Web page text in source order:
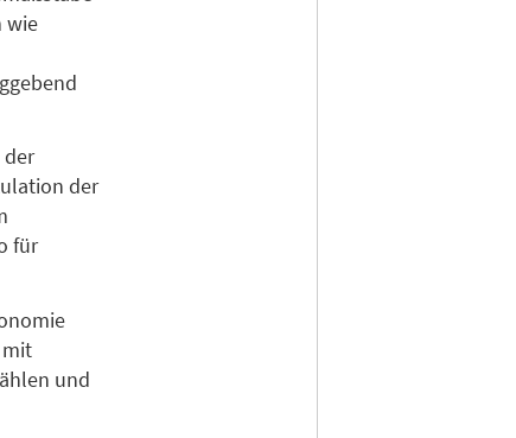
wie
der
der
für
mit
und